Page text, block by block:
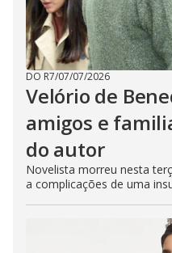
DO R7/07/07/2026
Velório de
amigos e
do autor
Novelista morreu nesta
a complicações de uma